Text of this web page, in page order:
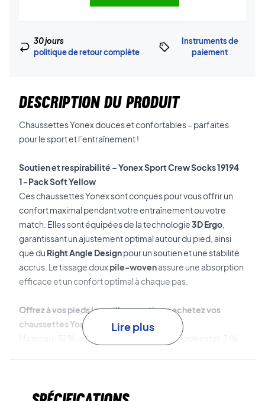
30 jours
politique de retour complète
Instruments de
paiement
DESCRIPTION DU PRODUIT
Chaussettes Yonex douces et confortables – parfaites
pour le sport et l’entraînement !
Soutien et respirabilité – Yonex Sport Crew Socks 19194
1-Pack Soft Yellow
Ces chaussettes Yonex sont conçues pour vous offrir un
confort maximal pendant votre entraînement ou votre
match. Elles sont équipées de la technologie3D Ergo
garantissant un ajustement optimal autour du pied, ainsi
que du Right Angle Designpour un soutien et une stabilité
accrus. Le tissage douxpile-wovenassure une absorption
efficace et un confort optimal à chaque pas.
Offrez à vos pieds le meilleur soutien – achetez vos
chaussettes Yonex dès aujourd’hui !
Matériau : 51 % coton, 23 % acrylique, 21 % polyester, 3 %
Lire plus